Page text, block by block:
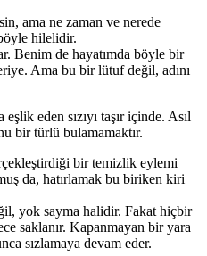
ama ne zaman ve nerede
hilelidir.
Benim de hayatımda böyle bir
Ama bu bir lütuf değil, adını
eden sızıyı taşır içinde. Asıl
bir türlü bulamamaktır.
bir temizlik eylemi
da, hatırlamak bu biriken kiri
yok sayma halidir. Fakat hiçbir
saklanır. Kapanmayan bir yara
sızlamaya devam eder.